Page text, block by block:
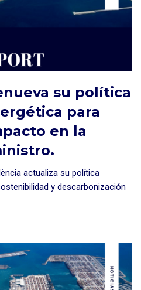
su política
para
en la
actualiza su política
y descarbonización